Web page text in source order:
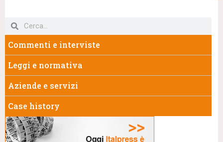
Commenti e interviste
Leggi e normativa
Aziende e servizi
Case history